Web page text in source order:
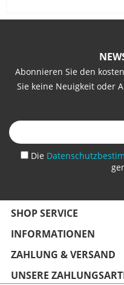
Abonnieren Sie den
Sie keine Neuigkeit oder
Die
SHOP SERVICE
INFORMATIONEN
ZAHLUNG & VERSAND
UNSERE